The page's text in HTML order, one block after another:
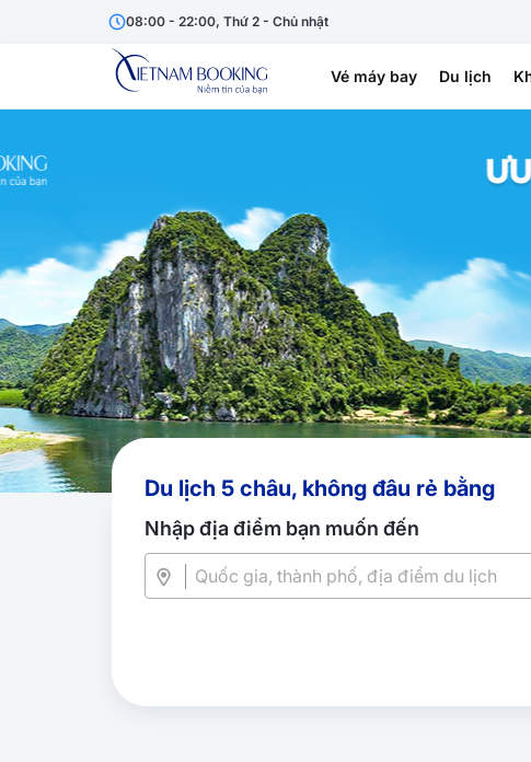
08:00 - 22:00, Thứ 2 - Chủ nhật
Vé máy bay Du lịch
Du lịch 5 châu, không đâu rẻ bằng
Nhập địa điểm bạn muốn đến